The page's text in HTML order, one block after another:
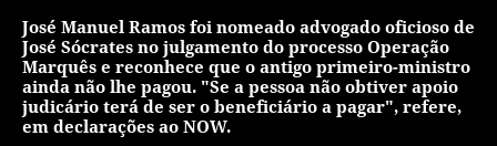
José Manuel Ramos foi nomeado advogado oficioso de
José Sócrates no julgamento do processo Operação
Marquês e reconhece que o antigo primeiro-ministro
ainda não lhe pagou. "Se a pessoa não obtiver apoio
judicário terá de ser o beneficiário a pagar", refere,
em declarações ao NOW.